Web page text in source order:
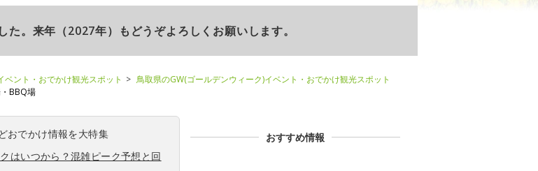
。来年（2027年）もどうぞよろしくお願いします。
ント・おでかけ観光スポット
鳥取県のGW(ゴールデンウィーク)イベント・おでかけ観光スポット
BBQ場
おでかけ情報を大特集
はいつから？混雑ピーク予想と回
おすすめ情報